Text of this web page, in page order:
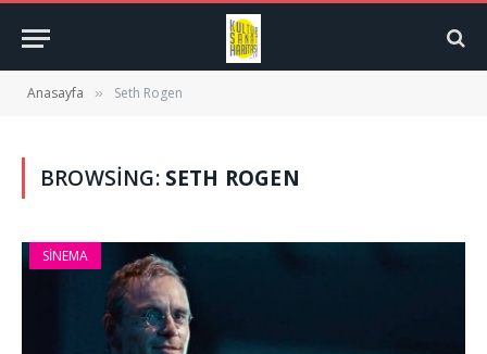
Anasayfa » Seth Rogen
BROWSING: SETH ROGEN
SINEMA